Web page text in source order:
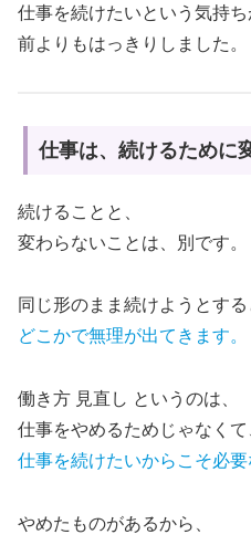
仕事を続けたいという気持ち
前よりもはっきりしました。
仕事は、続けるために
続けることと、
変わらないことは、別です。
同じ形のまま続けようとする
どこかで無理が出てきます。
働き方 見直し というのは、
仕事をやめるためじゃなくて
仕事を続けたいからこそ必要
やめたものがあるから、